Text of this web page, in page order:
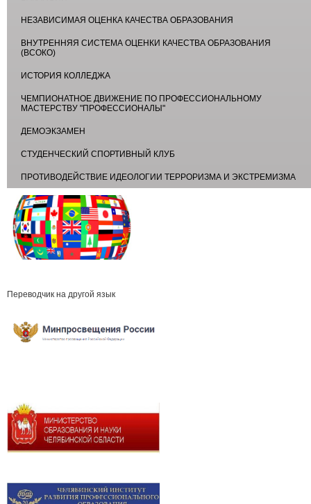
НЕЗАВИСИМАЯ ОЦЕНКА КАЧЕСТВА ОБРАЗОВАНИЯ
ВНУТРЕННЯЯ СИСТЕМА ОЦЕНКИ КАЧЕСТВА ОБРАЗОВАНИЯ
(ВСОКО)
ИСТОРИЯ КОЛЛЕДЖА
ЧЕМПИОНАТНОЕ ДВИЖЕНИЕ ПО ПРОФЕССИОНАЛЬНОМУ
МАСТЕРСТВУ "ПРОФЕССИОНАЛЫ"
ДЕМОЭКЗАМЕН
СТУДЕНЧЕСКИЙ СПОРТИВНЫЙ КЛУБ
ПРОТИВОДЕЙСТВИЕ ИДЕОЛОГИИ ТЕРРОРИЗМА И ЭКСТРЕМИЗМА
Переводчик на другой язык